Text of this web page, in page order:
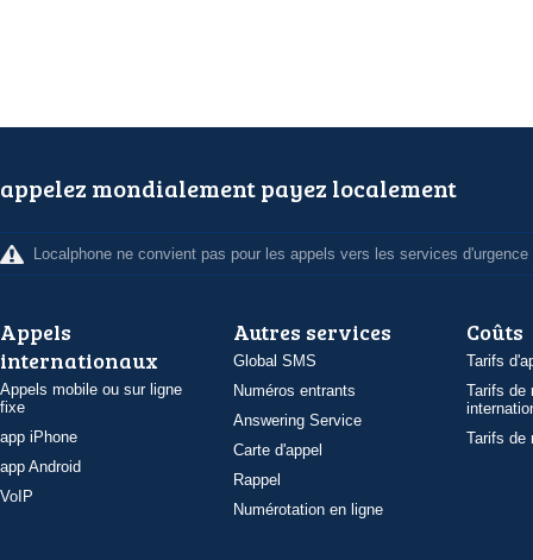
appelez mondialement payez localement
Localphone ne convient pas pour les appels vers les services d'urgence
Appels
internationaux
Appels mobile ou sur ligne
fixe
app iPhone
app Android
VoIP
Autres services
Global SMS
Numéros entrants
Answering Service
Carte d'appel
Rappel
Numérotation en ligne
Coûts
Tarifs
Tarifs de
Tarifs de